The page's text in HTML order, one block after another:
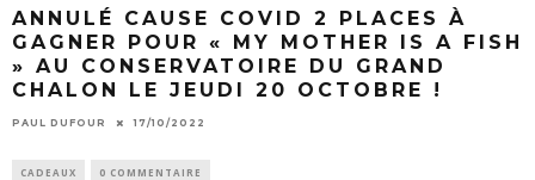
ANNULÉ CAUSE COVID 2 PLACES À
GAGNER POUR « MY MOTHER IS A FISH
» AU CONSERVATOIRE DU GRAND
CHALON LE JEUDI 20 OCTOBRE !
PAUL DUFOUR 17/10/2022
CADEAUX 0 COMMENTAIRE